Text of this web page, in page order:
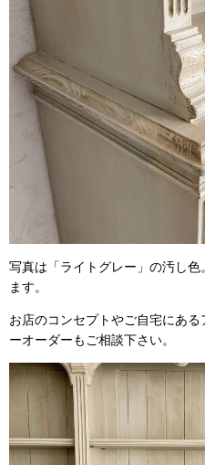
写真は「ライトグレー」の汚し
ます。
お店のコンセプトやご自宅にあ
ーオーダーもご相談下さい。